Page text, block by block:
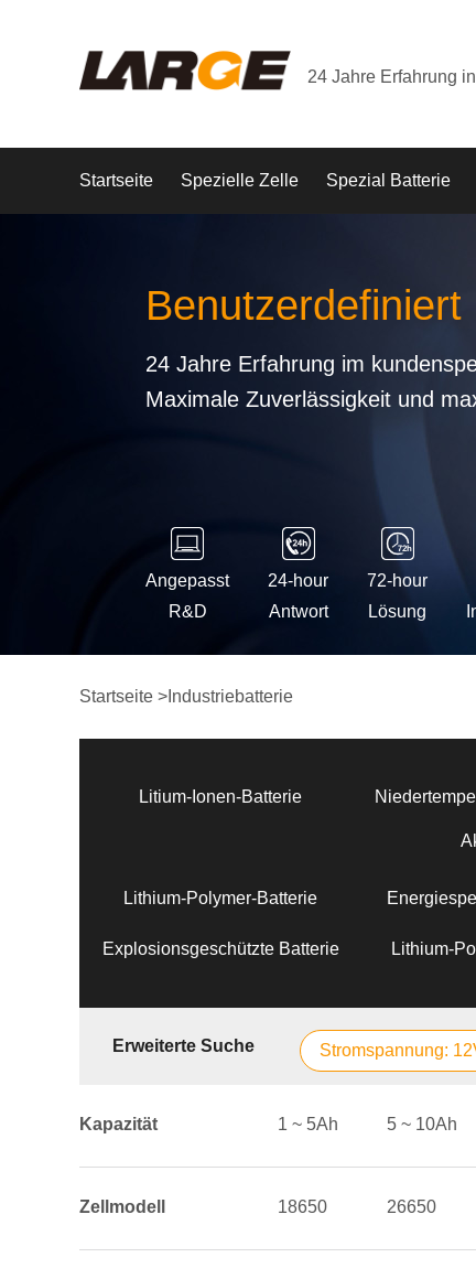
24 Jahre Erfahrung
Startseite Spezielle Zelle Spezial Batterie
24 Jahre Erfahrung im
Maximale Zuverlässigkeit und
Angepasst
R&D
24-hour
Antwort
72-hour
Lösung
Startseite > Industriebatterie
Litium-Ionen-Batterie
Lithium-Polymer-Batterie
Explosionsgeschützte Batterie Lithium-
Erweiterte Suche Stromspannung:
Kapazität 1 ~ 5Ah 5 ~ 10Ah
Zellmodell 18650 26650